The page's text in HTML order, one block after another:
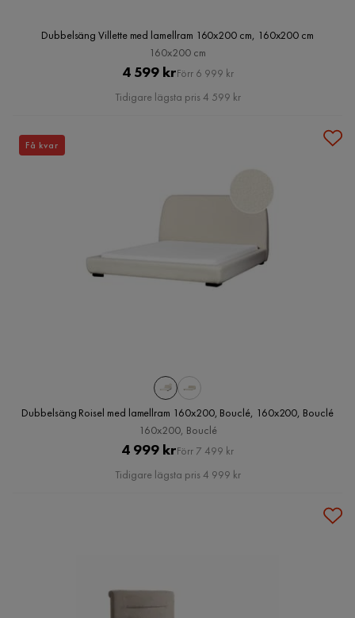
Dubbelsäng Villette med lamellram 160x200 cm, 160x200 cm
160x200 cm
Pris
4 599 krOriginal
Pris
Förr 6 999 kr
Tidigare lägsta pris 4 599 kr
Dubbelsäng Roisel med lamellram 160x200, Bouclé, 160x200, Bouclé
160x200, Bouclé
Pris
4 999 krOriginal
Pris
Förr 7 499 kr
Tidigare lägsta pris 4 999 kr
Få kvar